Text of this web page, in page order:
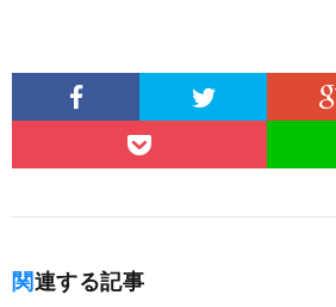
関連する記事